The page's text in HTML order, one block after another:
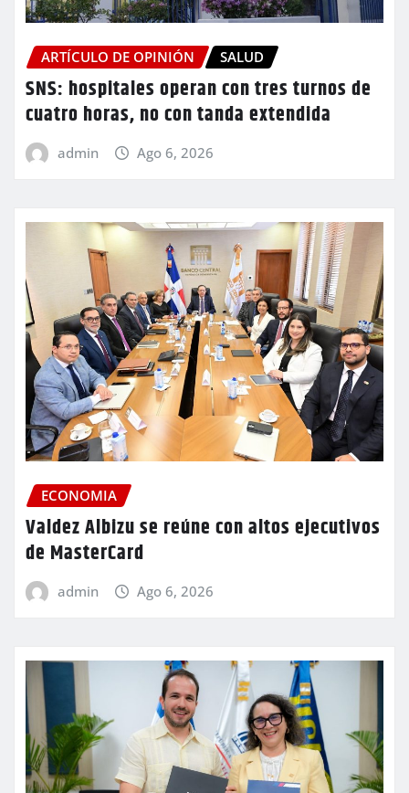
ARTÍCULO DE OPINIÓN SALUD
SNS: hospitales operan con tres turnos de
cuatro horas, no con tanda extendida
admin Ago 6, 2026
ECONOMIA
Valdez Albizu se reúne con altos ejecutivos
de MasterCard
admin Ago 6, 2026